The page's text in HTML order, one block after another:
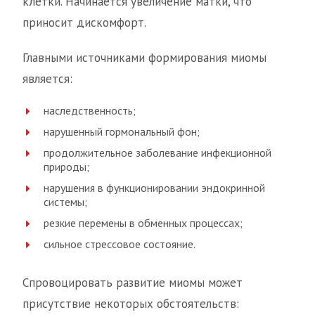
приносит дискомфорт.
Главными источниками формирования миомы
является:
наследственность;
нарушенный гормональный фон;
продолжительное заболевание инфекционной
природы;
нарушения в функционировании эндокринной
системы;
резкие перемены в обменных процессах;
сильное стрессовое состояние.
Спровоцировать развитие миомы может
присутствие некоторых обстоятельств: